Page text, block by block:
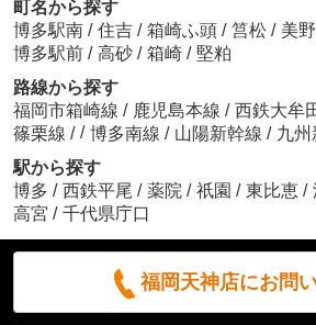
町名から探す
博多駅南 / 住吉 / 箱崎ふ頭 / 筥松 / 美
博多駅前 / 高砂 / 箱崎 / 堅粕
路線から探す
福岡市箱崎線 / 鹿児島本線 / 西鉄大牟
篠栗線 / / 博多南線 / 山陽新幹線 / 九州
駅から探す
博多 / 西鉄平尾 / 薬院 / 祇園 / 東比恵 /
高宮 / 千代県庁口
福岡天神店にお問